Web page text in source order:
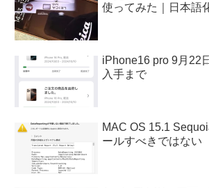
使ってみた｜日本語
iPhone16 pro 9月22
入手まで
MAC OS 15.1
ールすべきではない